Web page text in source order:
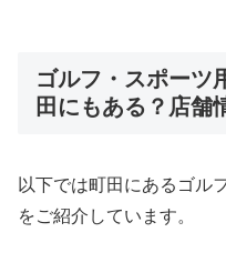
ゴルフ・スポーツ
田にもある？店舗
以下では町田にあるゴル
をご紹介しています。